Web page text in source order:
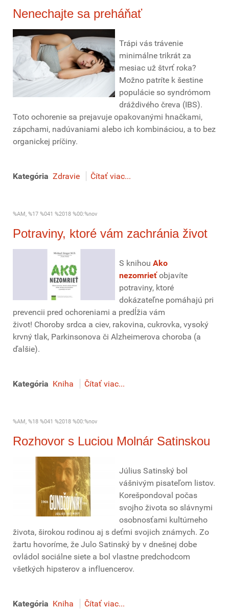
Nenechajte sa preháňať
Trápi vás trávenie
minimálne trikrát za
mesiac už štvrť roka?
Možno patríte k šestine
populácie so syndrómom
dráždivého čreva (IBS).
Toto ochorenie sa prejavuje opakovanými hnačkami,
zápchami, nadúvaniami alebo ich kombináciou, a to bez
organickej príčiny.
Kategória Zdravie Čítať viac...
%AM, %17 %041 %2018 %00:%nov
Potraviny, ktoré vám zachránia život
S knihou Ako
nezomrieť objavíte
potraviny, ktoré
dokázateľne pomáhajú pri
prevencii pred ochoreniami a predĺžia vám
život! Choroby srdca a ciev, rakovina, cukrovka, vysoký
krvný tlak, Parkinsonova či Alzheimerova choroba (a
ďalšie).
Kategória Kniha Čítať viac...
%AM, %18 %041 %2018 %00:%nov
Rozhovor s Luciou Molnár Satinskou
Július Satinský bol
vášnivým pisateľom listov.
Korešpondoval počas
svojho života so slávnymi
osobnosťami kultúrneho
života, širokou rodinou aj s deťmi svojich známych. Zo
žartu hovoríme, že Julo Satinský by v dnešnej dobe
ovládol sociálne siete a bol vlastne predchodcom
všetkých hipsterov a influencerov.
Kategória Kniha Čítať viac...